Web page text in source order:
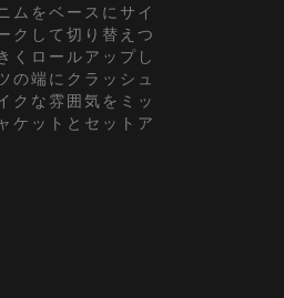
ムをベースにサイ
クして切り替えつ
くロールアップし
の端にクラッシュ
クな雰囲気をミッ
ケットとセットア